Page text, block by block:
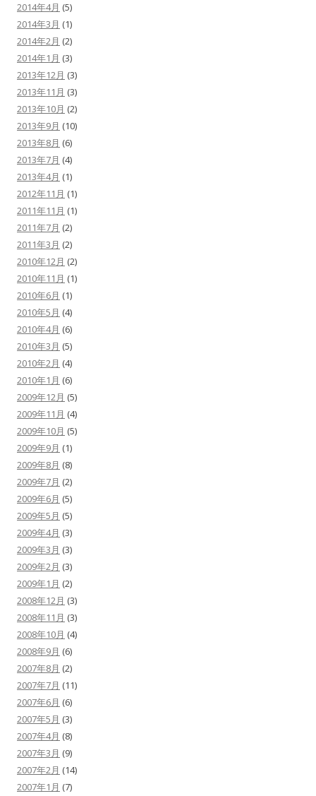
2014年4月 (5)
2014年3月 (1)
2014年2月 (2)
2014年1月 (3)
2013年12月 (3)
2013年11月 (3)
2013年10月 (2)
2013年9月 (10)
2013年8月 (6)
2013年7月 (4)
2013年4月 (1)
2012年11月 (1)
2011年11月 (1)
2011年7月 (2)
2011年3月 (2)
2010年12月 (2)
2010年11月 (1)
2010年6月 (1)
2010年5月 (4)
2010年4月 (6)
2010年3月 (5)
2010年2月 (4)
2010年1月 (6)
2009年12月 (5)
2009年11月 (4)
2009年10月 (5)
2009年9月 (1)
2009年8月 (8)
2009年7月 (2)
2009年6月 (5)
2009年5月 (5)
2009年4月 (3)
2009年3月 (3)
2009年2月 (3)
2009年1月 (2)
2008年12月 (3)
2008年11月 (3)
2008年10月 (4)
2008年9月 (6)
2007年8月 (2)
2007年7月 (11)
2007年6月 (6)
2007年5月 (3)
2007年4月 (8)
2007年3月 (9)
2007年2月 (14)
2007年1月 (7)